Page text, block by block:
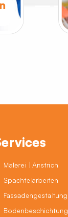
Malerei | Anstrich
Spachtelarbeiten
Fassadengestaltung
Bodenbeschichtung